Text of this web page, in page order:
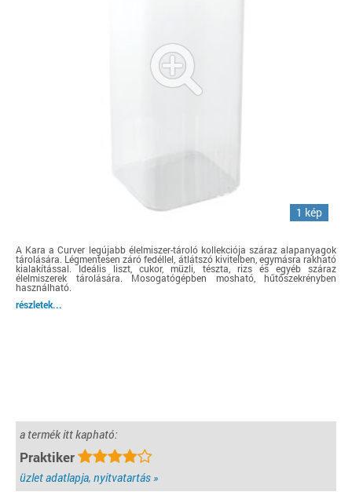
1 kép
A Kara a Curver legújabb élelmiszer-tároló kollekciója száraz alapanyagok
tárolására. Légmentesen záró fedéllel, átlátszó kivitelben, egymásra rakható
kialakítással. Ideális liszt, cukor, müzli, tészta, rizs és egyéb száraz
élelmiszerek tárolására. Mosogatógépben mosható, hűtőszekrényben
használható.
részletek...
a termék itt kapható:
Praktiker
üzlet adatlapja, nyitvatartás »